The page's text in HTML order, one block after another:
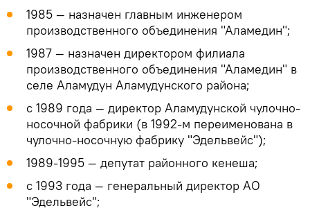
1985 — назначен главным инженером
производственного объединения "Аламедин";
1987 — назначен директором филиала
производственного объединения "Аламедин" в
селе Аламудун Аламудунского района;
с 1989 года — директор Аламудунской чулочно-
носочной фабрики (в 1992-м переименована в
чулочно-носочную фабрику "Эдельвейс");
1989-1995 — депутат районного кенеша;
с 1993 года — генеральный директор АО
"Эдельвейс";